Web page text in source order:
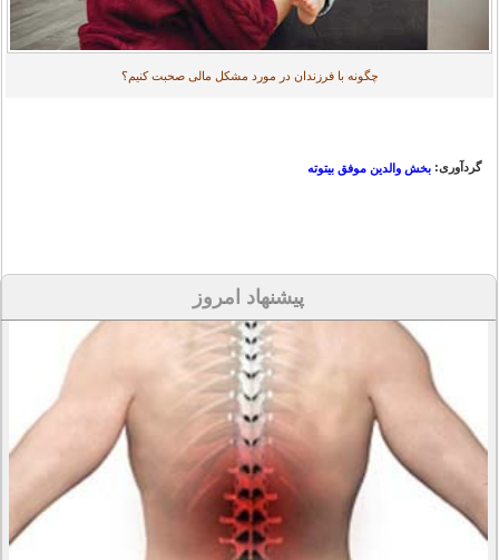
چگونه با فرزندان در مورد مشکل مالی صحبت کنیم؟
گردآوری: بخش والدین موفق بیتوته
پیشنهاد امروز